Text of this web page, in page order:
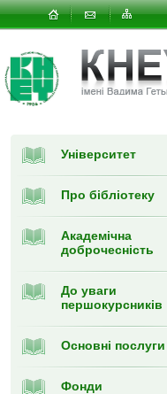
Університет
Про бібліотеку
Академічна
доброчесність
До уваги
першокурсників
Основні послуги
Фонди